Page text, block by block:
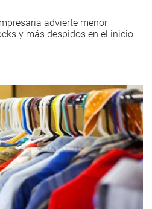
advierte menor
y más despidos en el inicio